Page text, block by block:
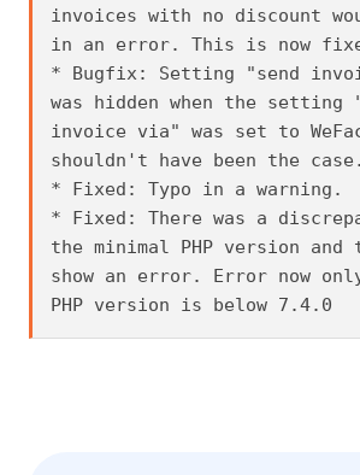
invoices with no discount
in an error. This is now
* Bugfix: Setting "send
was hidden when the setting
invoice via" was set to
shouldn't have been the case.
* Fixed: Typo in a warning.
* Fixed: There was a
the minimal PHP version and
show an error. Error now only
PHP version is below 7.4.0